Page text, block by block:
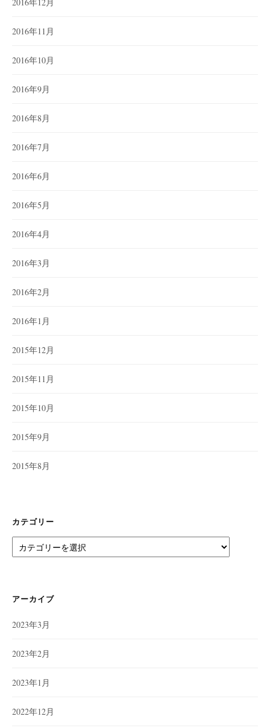
2016年11月
2016年10月
2016年9月
2016年8月
2016年7月
2016年6月
2016年5月
2016年4月
2016年3月
2016年2月
2016年1月
2015年12月
2015年11月
2015年10月
2015年9月
2015年8月
カテゴリー
テ
ー
アーカイブ
2023年3月
2023年2月
2023年1月
2022年12月